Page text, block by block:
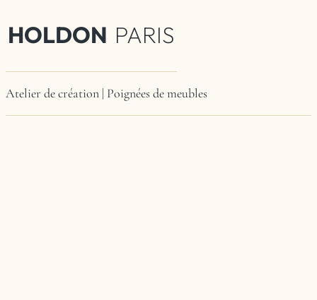
HOLDON PARIS
Atelier de création | Poignées de meubles